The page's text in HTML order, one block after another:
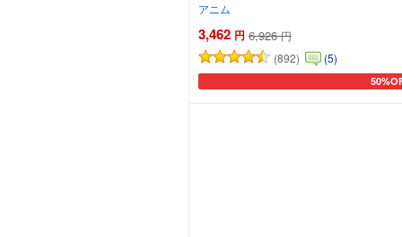
アニム
3,462 円 6,926 円
(892)
(5)
カート